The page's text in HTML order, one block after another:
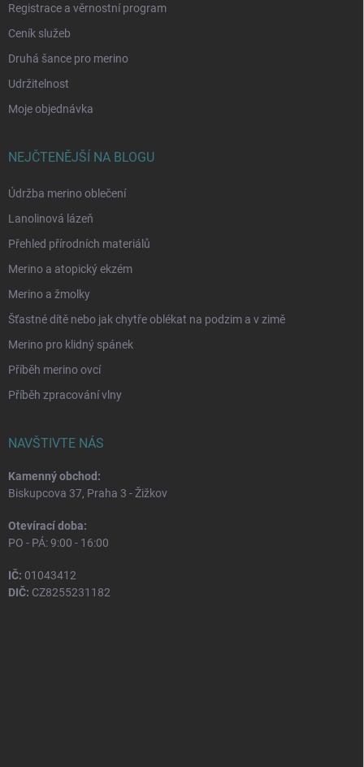
Registrace a věrnostní program
Ceník služeb
Druhá šance pro merino
Udržitelnost
Moje objednávka
NEJČTENĚJŠÍ NA BLOGU
Údržba merino oblečení
Lanolinová lázeň
Přehled přírodních materiálů
Merino a atopický ekzém
Merino a žmolky
Šťastné dítě nebo jak chytře oblékat na podzim a v zimě
Merino pro klidný spánek
Příběh merino ovcí
Příběh zpracování vlny
NAVŠTIVTE NÁS
Kamenný obchod:
Biskupcova 37, Praha 3 - Žižkov
Otevírací doba:
PO - PÁ: 9:00 - 16:00
IČ: 01043412
DIČ: CZ8255231182